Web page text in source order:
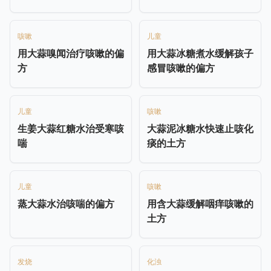
咳嗽
用大蒜嗅闻治疗咳嗽的偏
方
儿童
用大蒜冰糖煮水缓解孩子
感冒咳嗽的偏方
儿童
生姜大蒜红糖水治受寒咳
喘
咳嗽
大蒜泥冰糖水快速止咳化
痰的土方
儿童
蒸大蒜水治咳喘的偏方
咳嗽
用含大蒜缓解咽痒咳嗽的
土方
发烧 化浊